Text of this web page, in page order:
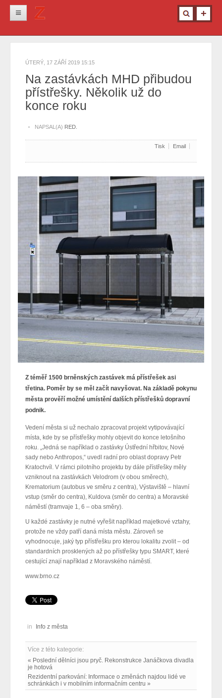
Kultura
Info z města
Pro ženy
Ostatní
ÚTERÝ, 17 ZÁŘÍ 2019 15:15
Na zastávkách MHD přibudou
přístřešky. Několik už do
konce roku
NAPSAL(A) RED.
Tisk Email
Z téměř 1500 brněnských zastávek má přístřešek asi
třetina. Poměr by se měl začít navyšovat. Na základě pokynu
města prověří možné umístění dalších přístřešků dopravní
podnik.
Vedení města si už nechalo zpracovat projekt vytipovávající
místa, kde by se přístřešky mohly objevit do konce letošního
roku. „Jedná se například o zastávky Ústřední hřbitov, Nové
sady nebo Anthropos,“ uvedl radní pro oblast dopravy Petr
Kratochvíl. V rámci pilotního projektu by dále přístřešky měly
vzniknout na zastávkách Velodrom (v obou směrech),
Krematorium (autobus ve směru z centra), Výstaviště – hlavní
vstup (směr do centra), Kuldova (směr do centra) a Moravské
náměstí (tramvaje 1, 6 – oba směry).
U každé zastávky je nutné vyřešit například majetkové vztahy,
protože ne vždy patří daná místa městu. Zároveň se
vyhodnocuje, jaký typ přístřešku pro kterou lokalitu zvolit – od
standardních prosklených až po přístřešky typu SMART, které
cestující znají například z Moravského náměstí.
www.brno.cz
in Info z města
Více z této kategorie:
« Poslední dělníci jsou pryč. Rekonstrukce Janáčkova divadla
je hotová
Rezidentní parkování: Informace o změnách najdou lidé ve
schránkách i v mobilním informačním centru »